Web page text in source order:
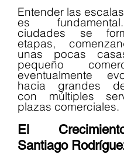
Entender las
es
ciudades se
etapas,
unas pocas
pequeño
eventualmente
hacia grandes
con múltiples
plazas comerciales.
El
Santiago